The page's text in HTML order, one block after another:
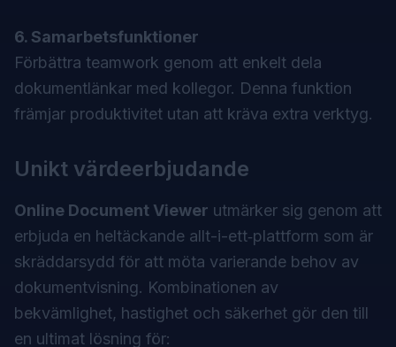
6. Samarbetsfunktioner
Förbättra teamwork genom att enkelt dela
dokumentlänkar med kollegor. Denna funktion
främjar produktivitet utan att kräva extra verktyg.
Unikt värdeerbjudande
Online Document Viewer utmärker sig genom att
erbjuda en heltäckande allt-i-ett‑plattform som är
skräddarsydd för att möta varierande behov av
dokumentvisning. Kombinationen av
bekvämlighet, hastighet och säkerhet gör den till
en ultimat lösning för: